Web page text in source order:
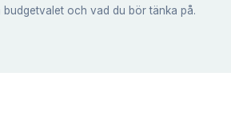
och vad du bör tänka på.